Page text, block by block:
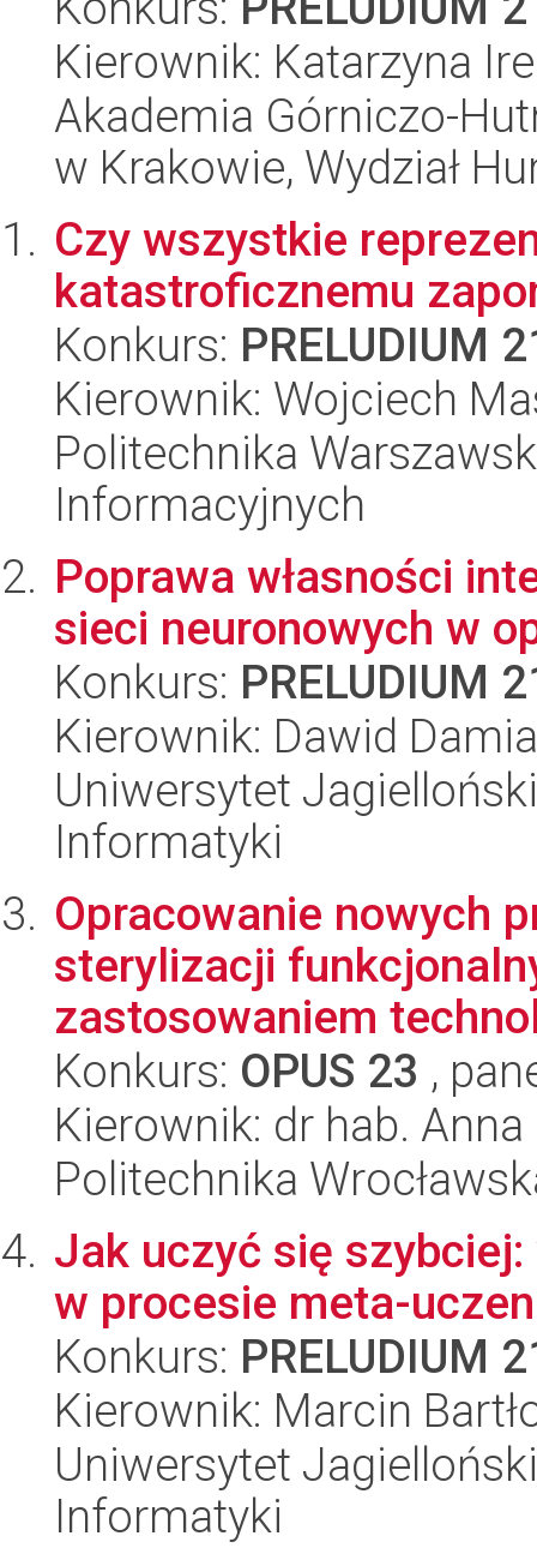
Kierownik: Katarzyna
Akademia Górniczo-
w Krakowie, Wydział
Czy wszystkie
katastroficznemu
Konkurs: PRELUDIUM
Kierownik: Wojciech
Politechnika
Informacyjnych
Poprawa własności
sieci neuronowych w
Konkurs: PRELUDIUM
Kierownik: Dawid
Uniwersytet
Informatyki
Opracowanie nowych
sterylizacji
zastosowaniem
Konkurs: OPUS 23 ,
Kierownik: dr hab.
Politechnika
Jak uczyć się
w procesie meta-
Konkurs: PRELUDIUM
Kierownik: Marcin
Uniwersytet
Informatyki